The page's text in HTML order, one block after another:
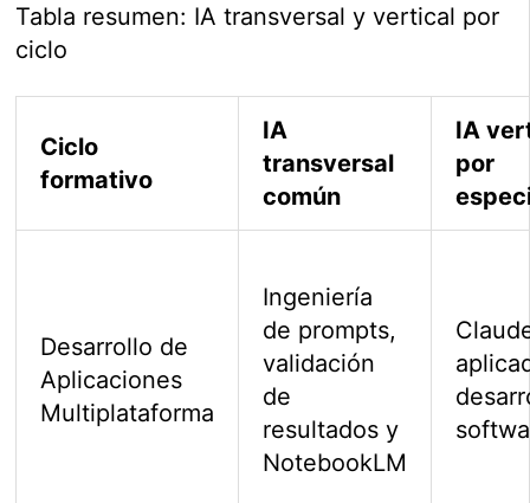
Tabla resumen: IA transversal y vertical por
ciclo
Ciclo
formativo
IA
transversal
común
IA
por
Desarrollo de
Aplicaciones
Multiplataforma
Ingeniería
de prompts,
validación
de
resultados y
NotebookLM